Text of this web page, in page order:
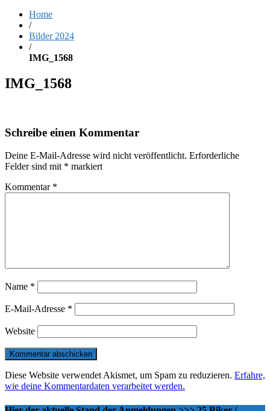
Home
/
Bilder 2024
/
IMG_1568
IMG_1568
Schreibe einen Kommentar
Deine E-Mail-Adresse wird nicht veröffentlicht. Erforderliche
Felder sind mit * markiert
Kommentar *
Name *
E-Mail-Adresse *
Website
Diese Website verwendet Akismet, um Spam zu reduzieren. Erfahre,
wie deine Kommentardaten verarbeitet werden.